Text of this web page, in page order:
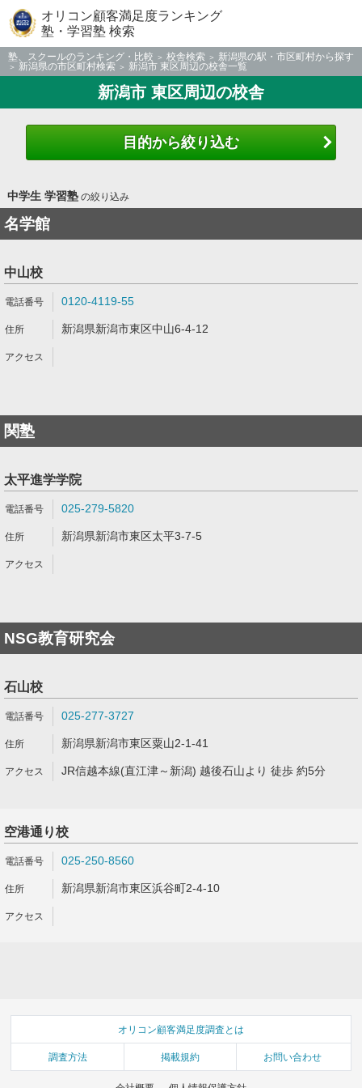
オリコン顧客満足度ランキング
塾・学習塾 検索
塾、スクールのランキング・比較 校舎検索
新潟県の駅・市区町村から探す
新潟県の市区町村検索
新潟市 東区周辺の校舎一覧
新潟市 東区周辺の校舎
目的から絞り込む
中学生 学習塾の絞り込み
名学館
中山校
0120-4119-55
新潟県新潟市東区中山6-4-12
関塾
太平進学学院
025-279-5820
新潟県新潟市東区太平3-7-5
NSG教育研究会
石山校
025-277-3727
新潟県新潟市東区粟山2-1-41
JR信越本線(直江津～新潟) 越後石山より 徒歩 約5分
空港通り校
025-250-8560
新潟県新潟市東区浜谷町2-4-10
オリコン顧客満足度調査とは
調査方法 掲載規約 お問い合わせ